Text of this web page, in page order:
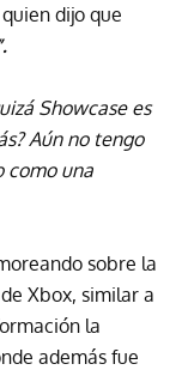
dijo que
Showcase es
Aún no tengo
como una
sobre la
Xbox, similar a
la
además fue